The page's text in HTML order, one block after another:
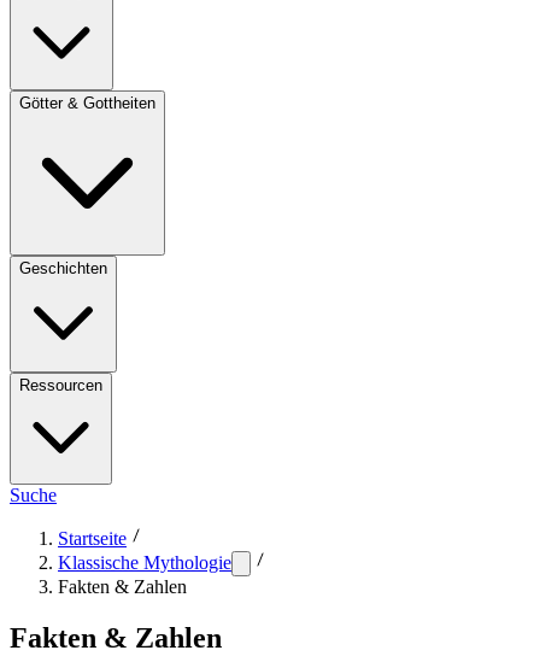
Götter & Gottheiten
Geschichten
Ressourcen
Suche
Startseite
Klassische Mythologie
Fakten & Zahlen
Fakten & Zahlen